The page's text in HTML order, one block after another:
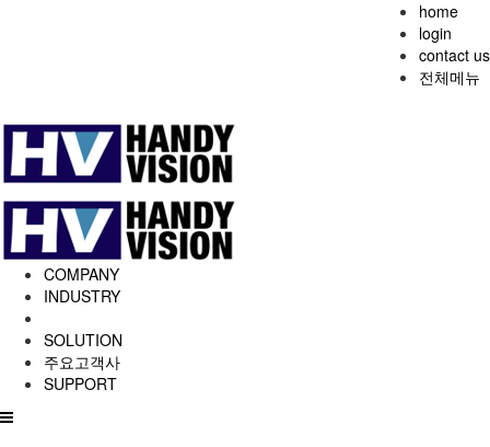
home
login
contact us
전체메뉴
COMPANY
INDUSTRY
SOLUTION
주요고객사
SUPPORT